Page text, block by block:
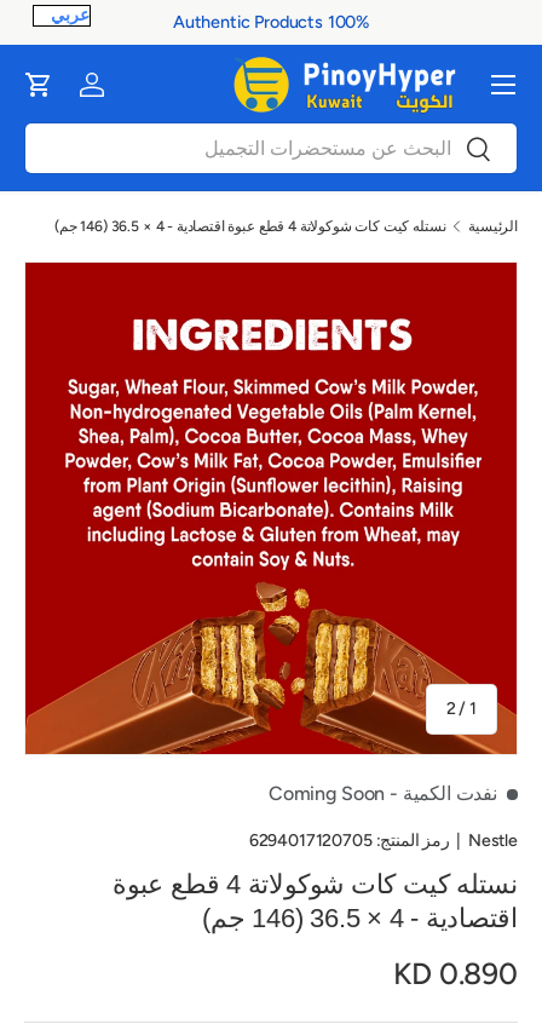
100% Authentic Products
بحث بحث
Log in
Cart القائمة
الرئيسية نستله كيت كات شوكولاتة 4 قطع عبوة اقتصادية - 4 × 36.5 (146 جم)
1
/من
2
نفدت الكمية - Coming Soon
Nestle رمز المنتج: 6294017120705
نستله كيت كات شوكولاتة 4 قطع عبوة
اقتصادية - 4 × 36.5 (146 جم)
0.890 KD